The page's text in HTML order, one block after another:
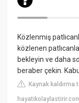
Közlenmiş
közlenen
bekleyin ve daha
beraber çekin.
Kaynak kaldırma